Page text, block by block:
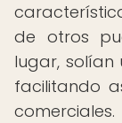
de otros
lugar,
facilitando